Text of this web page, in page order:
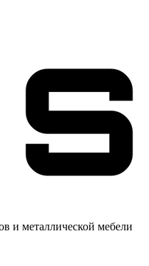
и металлической мебели